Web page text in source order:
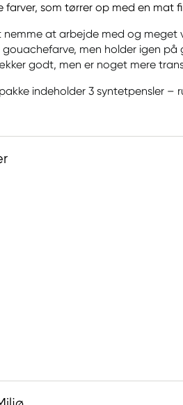
som tørrer op med en mat
nemme at arbejde med og meget
men holder igen på
godt, men er noget mere
indeholder 3 syntetpensler –